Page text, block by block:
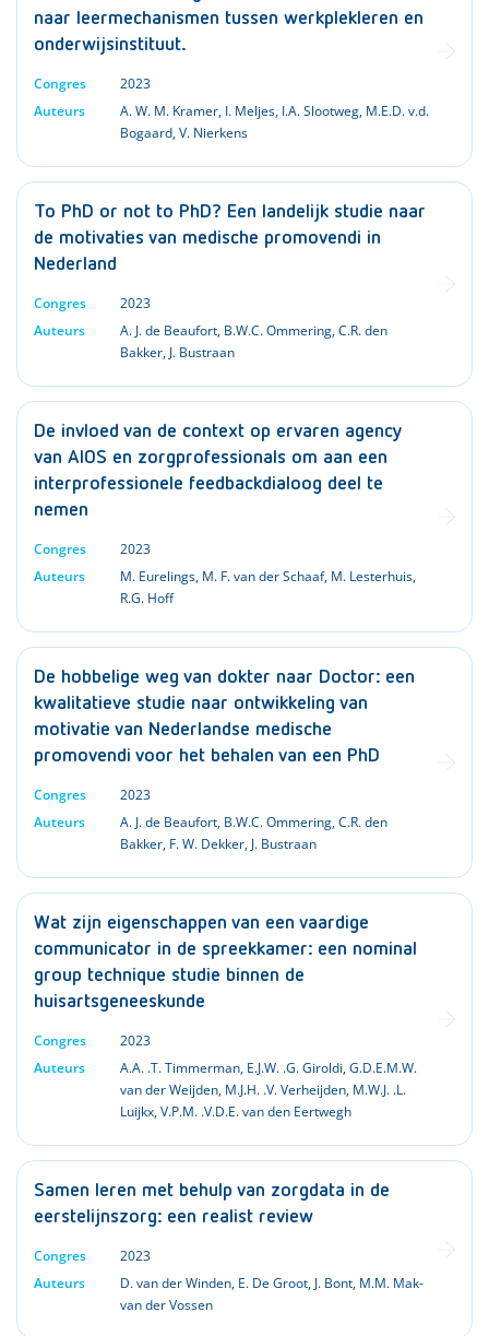
naar leermechanismen tussen werkplekleren en
onderwijsinstituut.
Congres
2023
Auteurs
A. W. M. Kramer, I. Meljes, I.A. Slootweg, M.E.D. v.d.
Bogaard,V. Nierkens
To PhD or not to PhD? Een landelijk studie naar
de motivaties van medische promovendi in
Nederland
Congres
2023
Auteurs
A. J. de Beaufort, B.W.C. Ommering,C.R. den
Bakker, J. Bustraan
De invloed van de context op ervaren agency
van AIOS en zorgprofessionals om aan een
interprofessionele feedbackdialoog deel te
nemen
Congres
2023
Auteurs
M. Eurelings, M. F. van der Schaaf, M. Lesterhuis,
R.G. Hoff
De hobbelige weg van dokter naar Doctor: een
kwalitatieve studie naar ontwikkeling van
motivatie van Nederlandse medische
promovendi voor het behalen van een PhD
Congres
2023
Auteurs
A. J. de Beaufort, B.W.C. Ommering,C.R. den
Bakker, F. W. Dekker, J. Bustraan
Wat zijn eigenschappen van een vaardige
communicator in de spreekkamer: een nominal
group technique studie binnen de
huisartsgeneeskunde
Congres
2023
Auteurs
A.A. .T. Timmerman, E.J.W. .G. Giroldi,G.D.E.M.W.
van der Weijden, M.J.H. .V. Verheijden, M.W.J. .L.
Luijkx,V.P.M. .V.D.E. van den Eertwegh
Samen leren met behulp van zorgdata in de
eerstelijnszorg: een realist review
Congres
2023
Auteurs
D. van der Winden, E. De Groot, J. Bont, M.M. Mak-
van der Vossen